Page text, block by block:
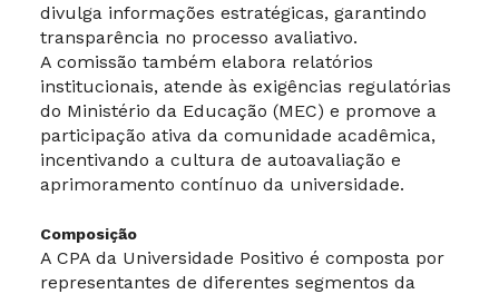
divulga informações estratégicas, garantindo
transparência no processo avaliativo.
A comissão também elabora relatórios
institucionais, atende às exigências regulatórias
do Ministério da Educação (MEC) e promove a
participação ativa da comunidade acadêmica,
incentivando a cultura de autoavaliação e
aprimoramento contínuo da universidade.
Composição
A CPA da Universidade Positivo é composta por
representantes de diferentes segmentos da